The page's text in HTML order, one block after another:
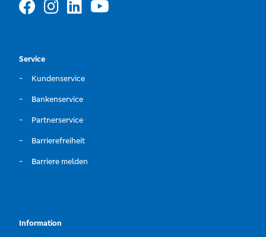
Service
Kundenservice
Bankenservice
Partnerservice
Barrierefreiheit
Barriere melden
Information